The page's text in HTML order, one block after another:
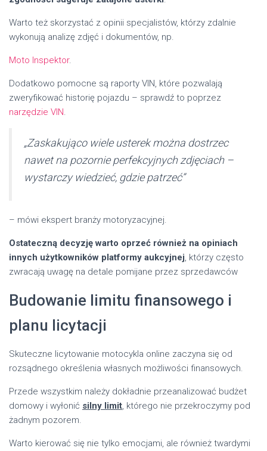
Warto też skorzystać z opinii specjalistów, którzy zdalnie
wykonują analizę zdjęć i dokumentów, np.
Moto Inspektor.
Dodatkowo pomocne są raporty VIN, które pozwalają
zweryfikować historię pojazdu – sprawdź to poprzez
narzędzie VIN.
„Zaskakująco wiele usterek można dostrzec
nawet na pozornie perfekcyjnych zdjęciach –
wystarczy wiedzieć, gdzie patrzeć”
– mówi ekspert branży motoryzacyjnej.
Ostateczną decyzję warto oprzeć również na opiniach
innych użytkowników platformy aukcyjnej, którzy często
zwracają uwagę na detale pomijane przez sprzedawców
Budowanie limitu finansowego i
planu licytacji
Skuteczne licytowanie motocykla online zaczyna się od
rozsądnego określenia własnych możliwości finansowych.
Przede wszystkim należy dokładnie przeanalizować budżet
domowy i wyłonić silny limit, którego nie przekroczymy pod
żadnym pozorem.
Warto kierować się nie tylko emocjami, ale również twardymi